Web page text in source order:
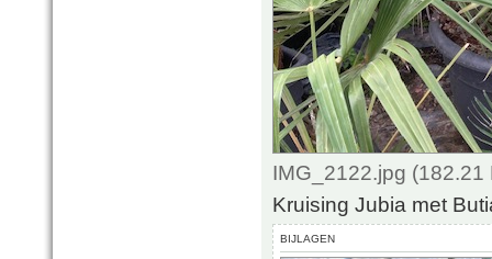
IMG_2122.jpg
Kruising Jubia met
BIJLAGEN